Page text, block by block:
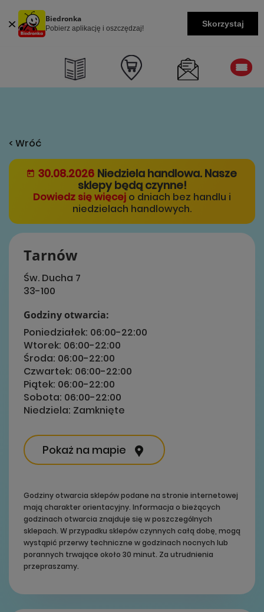
Biedronka
Pobierz aplikację i oszczędzaj! Skorzystaj
< Wróć
30.08.2026 Niedziela handlowa. Nasze
sklepy będą czynne!
Dowiedz się więcej o dniach bez handlu i
niedzielach handlowych.
Tarnów
Św. Ducha 7
33-100
Godziny otwarcia:
Poniedziałek: 06:00-22:00
Wtorek: 06:00-22:00
Środa: 06:00-22:00
Czwartek: 06:00-22:00
Piątek: 06:00-22:00
Sobota: 06:00-22:00
Niedziela: Zamknięte
Pokaż na mapie
Godziny otwarcia sklepów podane na stronie internetowej
mają charakter orientacyjny. Informacja o bieżących
godzinach otwarcia znajduje się w poszczególnych
sklepach. W przypadku sklepów czynnych całą dobę, mogą
wystąpić przerwy techniczne w godzinach nocnych lub
porannych trwające około 30 minut. Za utrudnienia
przepraszamy.